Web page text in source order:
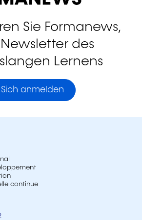
Sie Formanews,
des
Lernens
Sich anmelden
continue